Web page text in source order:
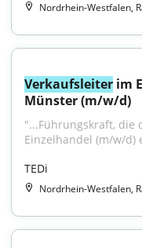
Nordrhein-Westfalen,
Verkaufsleiter im
Münster (m/w/d)
"...Führungskraft, die
Einzelhandel (m/w/d)
TEDi
Nordrhein-Westfalen,